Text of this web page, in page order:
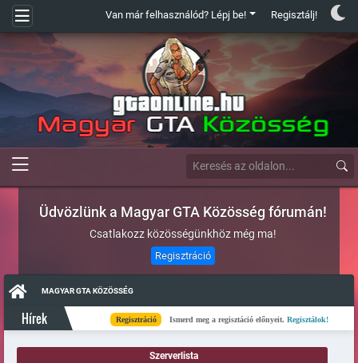
Van már felhasználód? Lépj be! Regisztálj!
Üdvözlünk a Magyar GTA Közösség fórumán!
Csatlakozz közösségünkhöz még ma!
Regisztráció
MAGYAR GTA KÖZÖSSÉG
Hírek Regisztráció Ismerd meg a regisztáció előnyeit.Regisztálok!
Szerverlista